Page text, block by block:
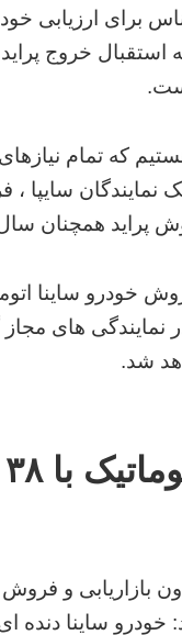
برای ارزیابی
استقبال خروج
که تمام نیازهای
نمایندگان سایپا
همچنان سال
نمایندگی های
شد.
بازاریابی و فروش
خودرو ساینا دنده